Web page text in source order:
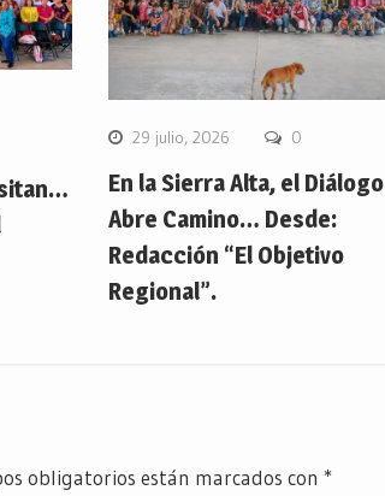
29 julio, 2026 0
En la Sierra Alta, el Diálogo
Abre Camino… Desde:
Redacción “El Objetivo
Regional”.
obligatorios están marcados con *